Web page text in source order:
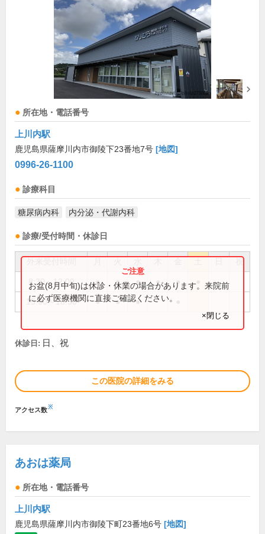
所在地・電話番号
上川内駅
鹿児島県薩摩川内市御陵下23番地7号 [地図]
0996-26-1100
診療科目
糖尿病内科 内分泌・代謝内科
診療/受付時間・休診日
祝
8:30～12:00 ● ● ● ● ●
15:00～18:30 ● ● ●
お盆(8月中旬)は休診・休業の場合があります。来院前
に必ず医療機関に直接ご確認ください。
×閉じる
休診日: 日、祝
この医院の詳細をみる
アクセス数※
あおは薬局
所在地・電話番号
上川内駅
鹿児島県薩摩川内市御陵下町23番地6号 [地図]